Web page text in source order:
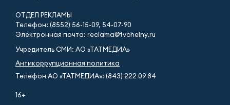
ОТДЕЛ РЕКЛАМЫ
Телефон: (8552) 56-15-09, 54-07-90
Электронная почта: reclama@tvchelny.ru
Учредитель СМИ: АО «ТАТМЕДИА»
Антикоррупционная политика
Телефон АО «ТАТМЕДИА»: (843) 222 09 84
16+